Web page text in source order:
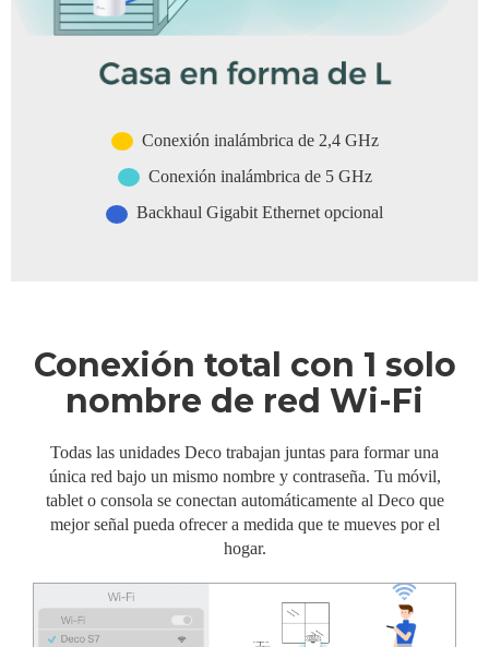
Conexión inalámbrica de 2,4 GHz
Conexión inalámbrica de 5 GHz
Backhaul Gigabit Ethernet opcional
Conexión total con 1 solo
nombre de red Wi-Fi
Todas las unidades Deco trabajan juntas para formar una
única red bajo un mismo nombre y contraseña. Tu móvil,
tablet o consola se conectan automáticamente al Deco que
mejor señal pueda ofrecer a medida que te mueves por el
hogar.